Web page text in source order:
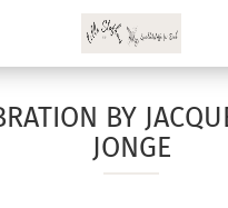
BY
JONGE